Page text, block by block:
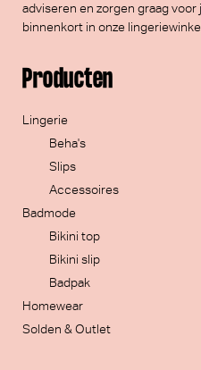
adviseren en zorgen graag voor
binnenkort in onze
Producten
Lingerie
Beha's
Slips
Accessoires
Badmode
Bikini top
Bikini slip
Badpak
Homewear
Solden & Outlet